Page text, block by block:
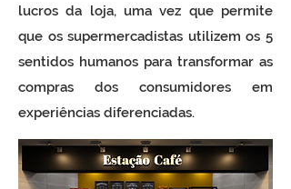
lucros da loja, uma vez que permite
que os supermercadistas utilizem os 5
sentidos humanos para transformar as
compras dos consumidores em
experiências diferenciadas.